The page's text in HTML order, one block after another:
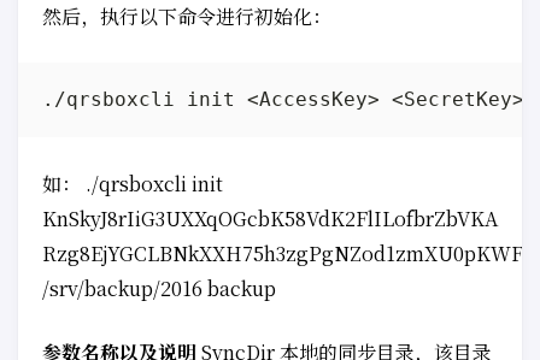
然后，执行以下命令进行初始化：
如： ./qrsboxcli init
KnSkyJ8rIiG3UXXqOGcbK58VdK2FlILofbrZbVKA
/srv/backup/2016 backup
参数名称以及说明SyncDir 本地的同步目录，该目录